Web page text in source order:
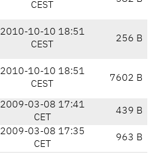
CEST
2010-10-10 18:51
CEST
256 B
2010-10-10 18:51
CEST
7602 B
2009-03-08 17:41
CET
439 B
2009-03-08 17:35
CET
963 B